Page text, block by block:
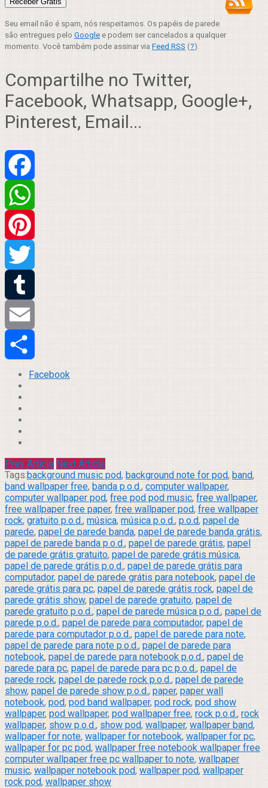
Seu email não é spam, nós respeitamos. Os papéis de parede
são entregues pelo Google e podem ser cancelados a qualquer
momento. Você também pode assinar via Feed RSS (?).
Compartilhe no Twitter,
Facebook, Whatsapp, Google+,
Pinterest, Email...
Facebook
WhatsApp
Pinterest
Twitter
Tumblr
Email
Compartilhar
Facebook
Prev Article Next Article
Tags:background music pod, background note for pod, band,
band wallpaper free, banda p.o.d., computer wallpaper,
computer wallpaper pod, free pod pod music, free wallpaper,
free wallpaper free paper, free wallpaper pod, free wallpaper
rock, gratuito p.o.d., música, música p.o.d., p.o.d, papel de
parede, papel de parede banda, papel de parede banda grátis,
papel de parede banda p.o.d., papel de parede grátis, papel
de parede grátis gratuito, papel de parede grátis música,
papel de parede grátis p.o.d., papel de parede grátis para
computador, papel de parede grátis para notebook, papel de
parede grátis para pc, papel de parede grátis rock, papel de
parede grátis show, papel de parede gratuito, papel de
parede gratuito p.o.d., papel de parede música p.o.d., papel de
parede p.o.d., papel de parede para computador, papel de
parede para computador p.o.d., papel de parede para note,
papel de parede para note p.o.d., papel de parede para
notebook, papel de parede para notebook p.o.d., papel de
parede para pc, papel de parede para pc p.o.d., papel de
parede rock, papel de parede rock p.o.d., papel de parede
show, papel de parede show p.o.d., paper, paper wall
notebook, pod, pod band wallpaper, pod rock, pod show
wallpaper, pod wallpaper, pod wallpaper free, rock p.o.d., rock
wallpaper, show p.o.d., show pod, wallpaper, wallpaper band,
wallpaper for note, wallpaper for notebook, wallpaper for pc,
wallpaper for pc pod, wallpaper free notebook wallpaper free
computer wallpaper free pc wallpaper to note, wallpaper
music, wallpaper notebook pod, wallpaper pod, wallpaper
rock pod, wallpaper show